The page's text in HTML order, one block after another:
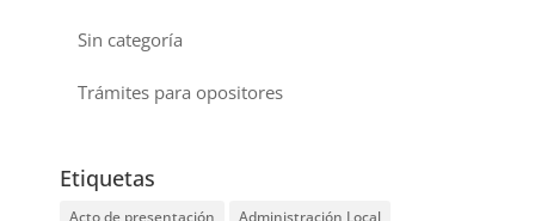
Sin categoría
Trámites para opositores
Etiquetas
Acto de presentación
Administración Local